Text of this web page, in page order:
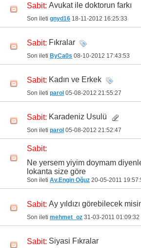
Sabit: Avukat ile doktorun farkı
Son ileti gnyd16 18-11-2012 16:25:33
Sabit: Fıkralar
Son ileti ByCa0s 08-10-2012 17:43:53
Sabit: Kadın ve Erkek
Son ileti parol 05-08-2012 21:55:27
Sabit: Karadeniz Usulü
Son ileti parol 05-08-2012 21:52:47
Sabit:
Ne yersem yiyim doymam
lokanta size göre
Son ileti Av.Engin Oğuz 20-05-2011
Sabit: Ay yıldızı görebilecek
Son ileti mehmet_oz 31-03-2011 01:09:32
Sabit: Siyasi Fıkralar